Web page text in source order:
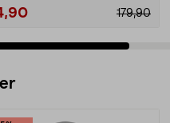
179,90